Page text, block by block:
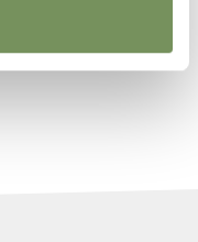
©OpenStreetMapcontributors